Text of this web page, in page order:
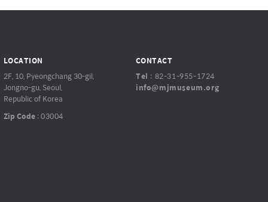
LOCATION
2F, 10, Pyeongchang 30-gil,
Jongno-gu, Seoul,
Republic of Korea
Zip Code:03004
CONTACT
Tel : 82-31-955-1724
info@mjmuseum.org